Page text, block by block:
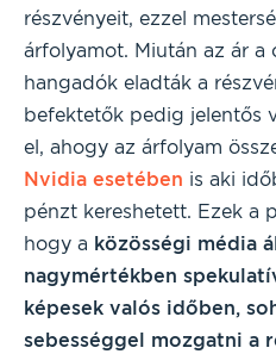
részvényeit, ezzel
árfolyamot. Miután az ár a
hangadók eladták a
befektetők pedig jelentős
el, ahogy az árfolyam
Nvidia esetében is aki
pénzt kereshetett. Ezek a
hogy a közösségi média
nagymértékben
képesek valós időben,
sebességgel mozgatni a